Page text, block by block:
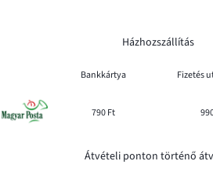
Házhozszállítás
Bankkártya Fizetés
790 Ft
Átvételi ponton történő